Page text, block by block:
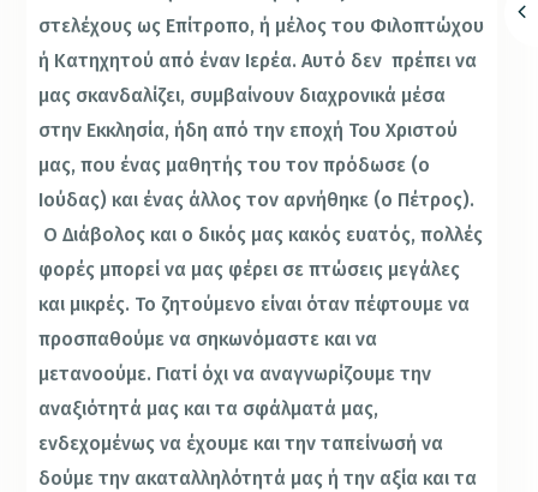
στελέχους ως Επίτροπο, ή μέλος του Φιλοπτώχου
ή Κατηχητού από έναν Ιερέα. Αυτό δεν πρέπει να
μας σκανδαλίζει, συμβαίνουν διαχρονικά μέσα
στην Εκκλησία, ήδη από την εποχή Του Χριστού
μας, που ένας μαθητής του τον πρόδωσε (ο
Ιούδας) και ένας άλλος τον αρνήθηκε (ο Πέτρος).
Ο Διάβολος και ο δικός μας κακός ευατός, πολλές
φορές μπορεί να μας φέρει σε πτώσεις μεγάλες
και μικρές. Το ζητούμενο είναι όταν πέφτουμε να
προσπαθούμε να σηκωνόμαστε και να
μετανοούμε. Γιατί όχι να αναγνωρίζουμε την
αναξιότητά μας και τα σφάλματά μας,
ενδεχομένως να έχουμε και την ταπείνωσή να
δούμε την ακαταλληλότητά μας ή την αξία και τα